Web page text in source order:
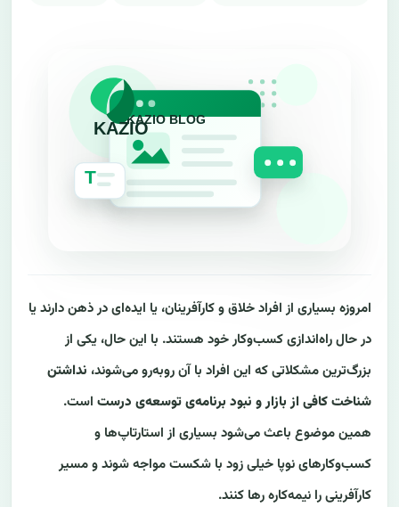
امروزه بسیاری از افراد خلاق و کارآفرینان، یا ایده‌ای در ذهن دارند یا
در حال راه‌اندازی کسب‌وکار خود هستند. با این حال، یکی از
بزرگ‌ترین مشکلاتی که این افراد با آن روبه‌رو می‌شوند، نداشتن
شناخت کافی از بازار و نبود برنامه‌ی توسعه‌ی درست است.
همین موضوع باعث می‌شود بسیاری از استارتاپ‌ها و
کسب‌وکارهای نوپا خیلی زود با شکست مواجه شوند و مسیر
کارآفرینی را نیمه‌کاره رها کنند.